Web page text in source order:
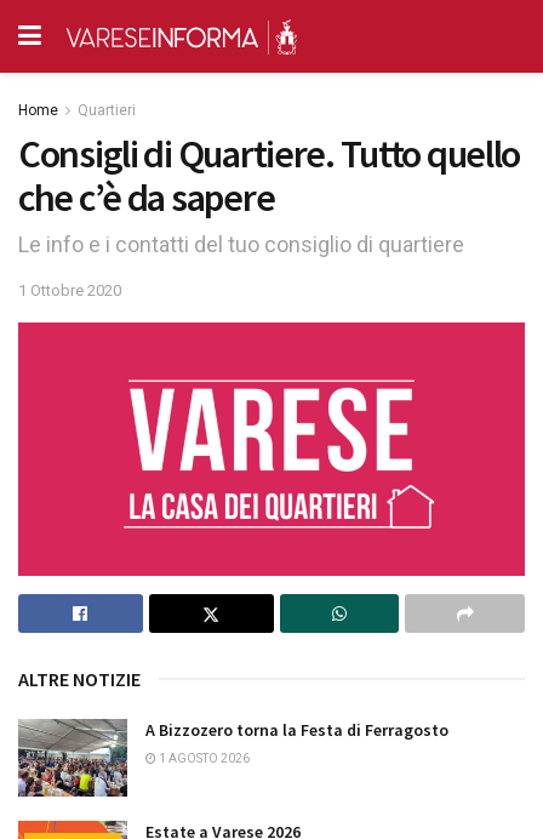
Home Quartieri
Consigli di Quartiere. Tutto quello
che c’è da sapere
Le info e i contatti del tuo consiglio di quartiere
1 Ottobre 2020
ALTRE NOTIZIE
A Bizzozero torna la Festa di Ferragosto
1 AGOSTO 2026
Estate a Varese 2026